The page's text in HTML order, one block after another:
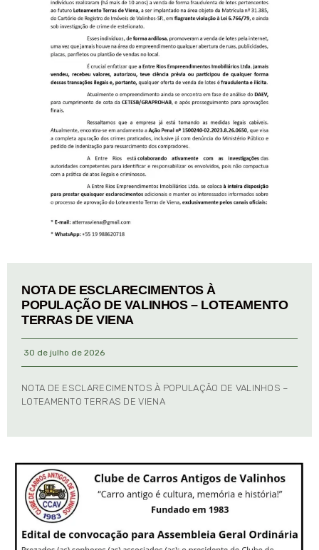
NOTA DE ESCLARECIMENTOS À
POPULAÇÃO DE VALINHOS – LOTEAMENTO
TERRAS DE VIENA
30 de julho de 2026
NOTA DE ESCLARECIMENTOS À POPULAÇÃO DE VALINHOS –
LOTEAMENTO TERRAS DE VIENA